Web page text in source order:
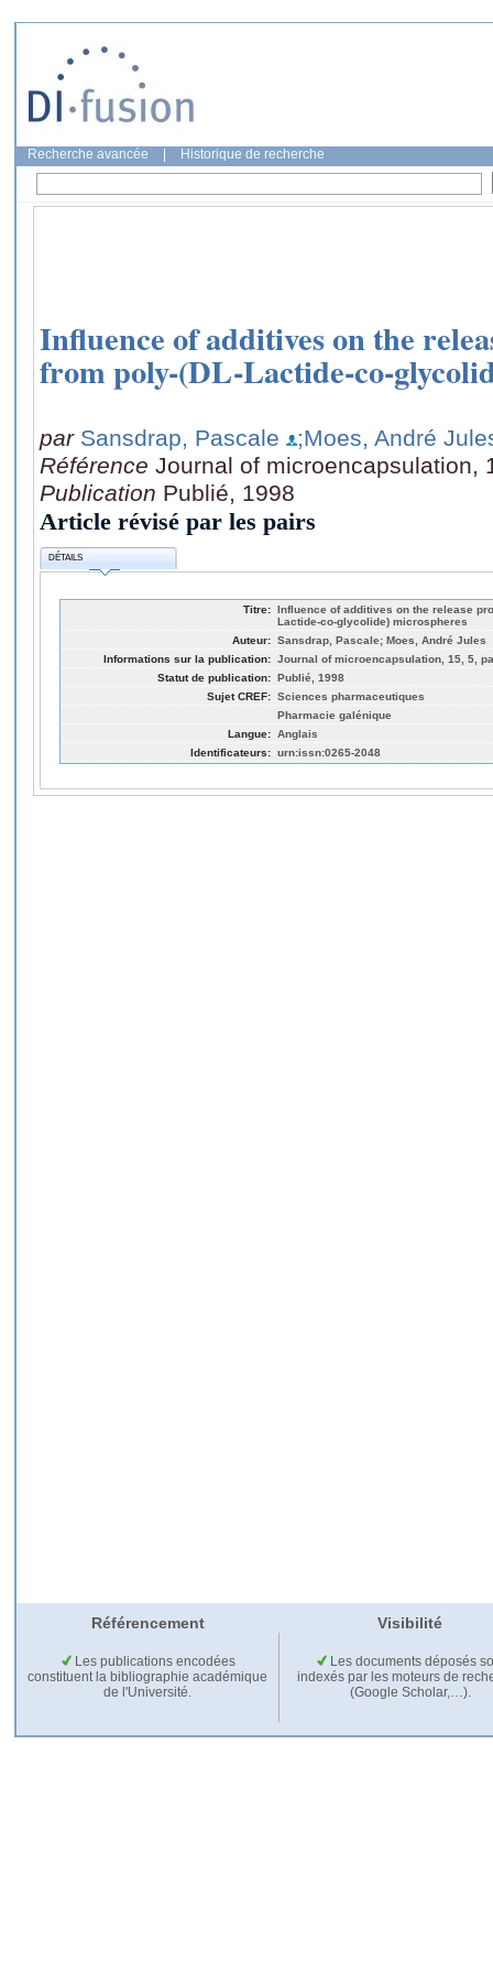
Recherche avancée Historique de recherche
Influence of additives on the
from poly-(DL-Lactide-co-
par Sansdrap, Pascale
;Moes, André
Référence Journal of microencapsulation,
Publication Publié, 1998
Article révisé par les pairs
DÉTAILS
Titre: Influence of additives on the release
Lactide-co-glycolide) microspheres
Auteur: Sansdrap, Pascale; Moes, André Jules
Informations sur la publication: Journal of microencapsulation, 15, 5,
Statut de publication: Publié, 1998
Sujet CREF: Sciences pharmaceutiques
Pharmacie galénique
Langue: Anglais
Identificateurs: urn:issn:0265-2048
Référencement Visibilité
Les publications encodées
constituent la bibliographie académique
de l'Université.
Les documents déposés
indexés par les moteurs de
(Google Scholar,…).